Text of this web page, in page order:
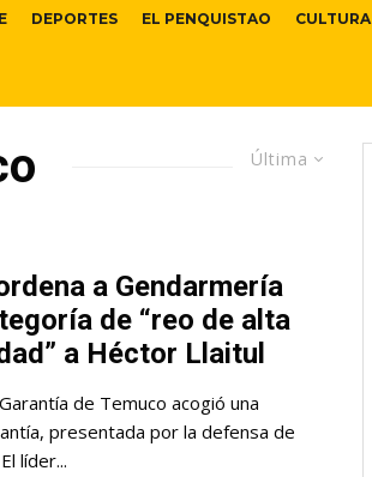
DEPORTES EL PENQUISTAO CULTURA
Última
a Gendarmería
de “reo de alta
a Héctor Llaitul
de Temuco acogió una
presentada por la defensa de
líder...